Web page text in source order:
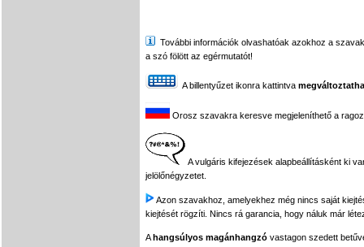
További információk olvashatóak azokhoz a
a szó fölött az egérmutatót!
A billentyűzet ikonra kattintva
Orosz szavakra keresve megjeleníthető a
A vulgáris kifejezések alapbeállításként ki
jelölőnégyzetet.
Azon szavakhoz, amelyekhez még nincs saját
kiejtését rögzíti. Nincs rá garancia, hogy náluk már
Ahangsúlyos magánhangzó vastagon szedett